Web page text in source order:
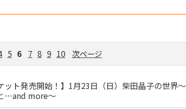
5 6 7 8 9 10 次ページ
ット発売開始！】1月23日（日）柴田晶子の世界～
…and more～